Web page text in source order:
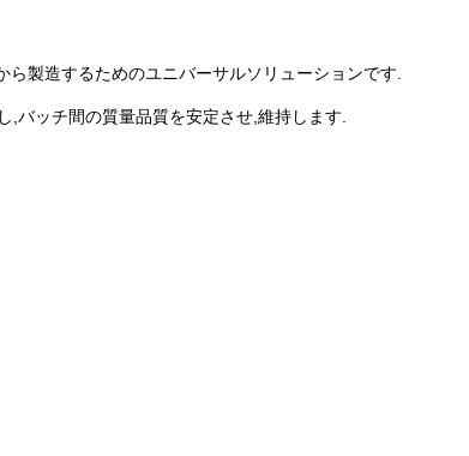
製造するためのユニバーサルソリューションです.
バッチ間の質量品質を安定させ,維持します.